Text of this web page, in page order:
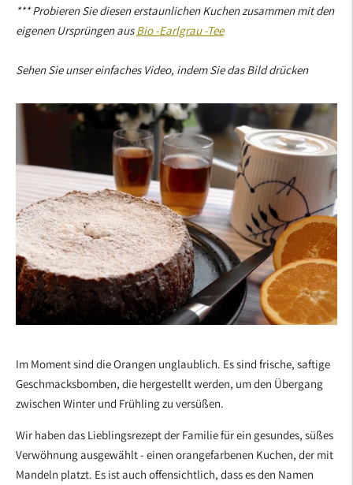
*** Probieren Sie diesen erstaunlichen Kuchen zusammen mit den
eigenen Ursprüngen ausBio -Earlgrau -Tee
Sehen Sie unser einfaches Video, indem Sie das Bild drücken
Im Moment sind die Orangen unglaublich. Es sind frische, saftige
Geschmacksbomben, die hergestellt werden, um den Übergang
zwischen Winter und Frühling zu versüßen.
Wir haben das Lieblingsrezept der Familie für ein gesundes, süßes
Verwöhnung ausgewählt - einen orangefarbenen Kuchen, der mit
Mandeln platzt. Es ist auch offensichtlich, dass es den Namen